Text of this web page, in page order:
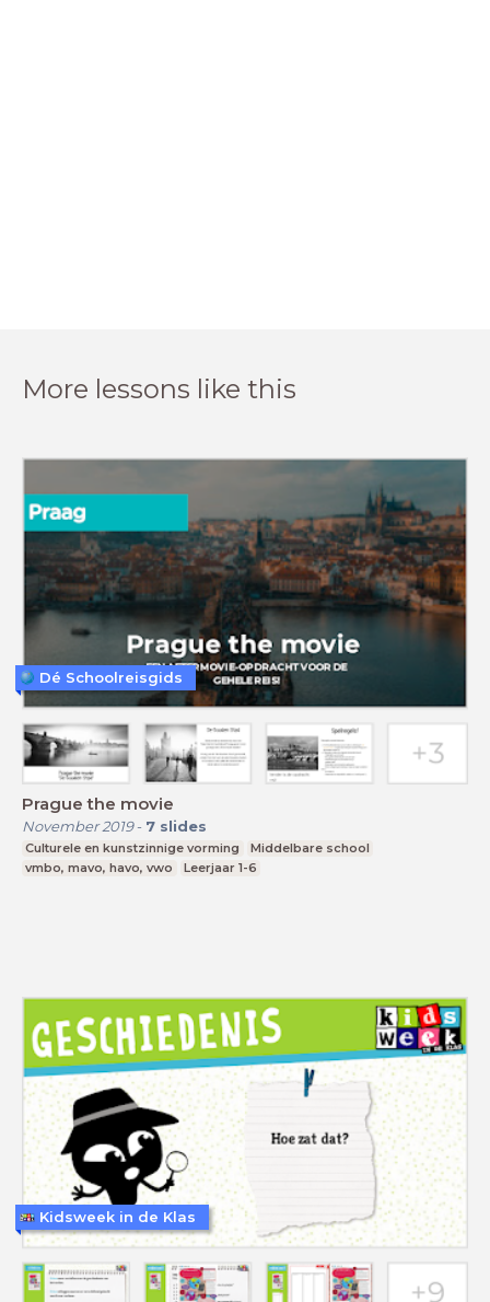
More lessons like this
Prague the movie
November 2019- 7 slides
Culturele en kunstzinnige vorming
Middelbare school
vmbo, mavo, havo, vwo
Leerjaar 1-6
Dé Schoolreisgids
Kidsweek in de Klas